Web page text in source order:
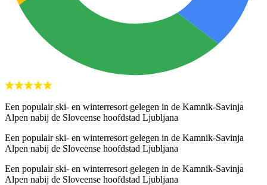
Een populair ski- en winterresort gelegen in de Kamnik-Savinja
Alpen nabij de Sloveense hoofdstad Ljubljana
Een populair ski- en winterresort gelegen in de Kamnik-Savinja
Alpen nabij de Sloveense hoofdstad Ljubljana
Een populair ski- en winterresort gelegen in de Kamnik-Savinja
Alpen nabij de Sloveense hoofdstad Ljubljana